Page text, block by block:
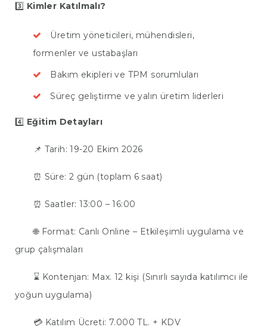
3️⃣ Kimler Katılmalı?
Üretim yöneticileri, mühendisleri,
formenler ve ustabaşları
Bakım ekipleri ve TPM sorumluları
Süreç geliştirme ve yalın üretim liderleri
4️⃣ Eğitim Detayları
📌 Tarih: 19-20 Ekim 2026
⏰ Süre: 2 gün (toplam 6 saat)
⏰ Saatler: 13:00 – 16:00
🌐 Format: Canlı Online – Etkileşimli uygulama ve
grup çalışmaları
⌛ Kontenjan: Max. 12 kişi (Sınırlı sayıda katılımcı ile
yoğun uygulama)
💳 Katılım Ücreti: 7.000 TL. + KDV